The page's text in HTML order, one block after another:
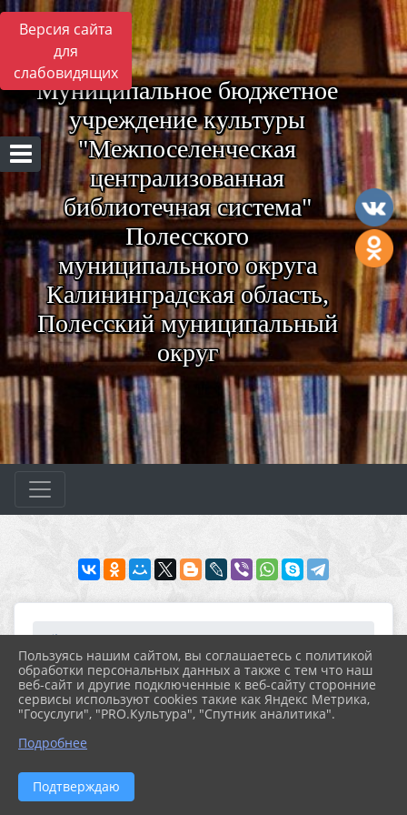
Версия сайта
для
слабовидящих
Муниципальное бюджетное
учреждение культуры
"Межпоселенческая
централизованная
библиотечная система"
Полесского
муниципального округа
Калининградская область,
Полесский муниципальный
округ
Главная МЕРОПРИЯТИЯ
Новости
Архив новостей за 2021...
Час патриотического во...
27.10.2021 22:57
ЧАС ПАТРИОТИЧЕСКОГО ВОСПИТАНИЯ
Пользуясь нашим сайтом, вы соглашаетесь с политикой
обработки персональных данных а также с тем что наш
веб-сайт и другие подключенные к веб-сайту сторонние
сервисы используют cookies такие как Яндекс Метрика,
"Госуслуги", "PRO.Культура", "Спутник аналитика".
Подробнее
Подтверждаю